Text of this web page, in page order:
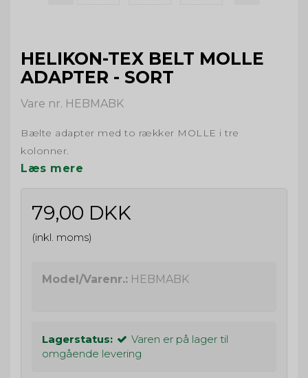
HELIKON-TEX BELT MOLLE
ADAPTER - SORT
Vare nr. HEBMABK
Bælte adapter med to rækker MOLLE i tre
kolonner.
Læs mere
79,00 DKK
(inkl. moms)
Model/Varenr.: HEBMABK
Lagerstatus:
Varen er på lager til
omgående levering